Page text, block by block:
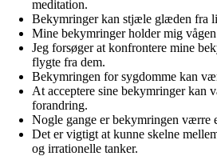
meditation.
Bekymringer kan stjæle glæden fra
Mine bekymringer holder mig
Jeg forsøger at konfrontere mine
flygte fra dem.
Bekymringen for sygdomme kan
At acceptere sine bekymringer kan
forandring.
Nogle gange er bekymringen værre
Det er vigtigt at kunne skelne
og irrationelle tanker.